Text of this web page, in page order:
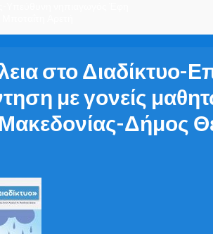
στο Διαδίκτυο-
με γονείς
Δήμος